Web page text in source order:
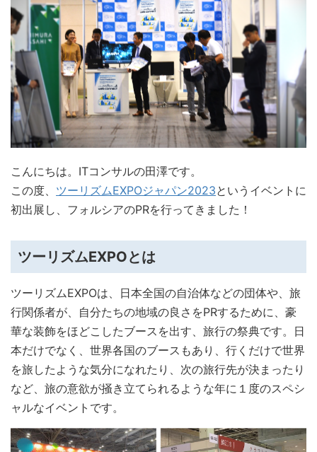
こんにちは。ITコンサルの田澤です。
この度、 ツーリズムEXPOジャパン2023というイベントに
初出展し、フォルシアのPRを行ってきました！
ツーリズムEXPOとは
ツーリズムEXPOは、日本全国の自治体などの団体や、旅
行関係者が、自分たちの地域の良さをPRするために、豪
華な装飾をほどこしたブースを出す、旅行の祭典です。日
本だけでなく、世界各国のブースもあり、行くだけで世界
を旅したような気分になれたり、次の旅行先が決まったり
など、旅の意欲が掻き立てられるような年に１度のスペシ
ャルなイベントです。